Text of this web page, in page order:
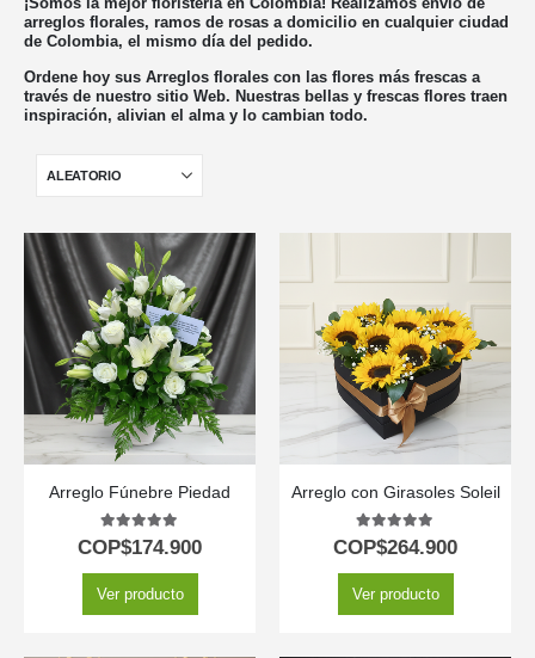
arreglos florales, ramos de rosas a domicilio en cualquier ciudad
de Colombia, el mismo día del pedido.
Ordene hoy sus Arreglos florales con las flores más frescas a
través de nuestro sitio Web. Nuestras bellas y frescas flores traen
inspiración, alivian el alma y lo cambian todo.
Arreglo Fúnebre Piedad
5.00out of 5
COP$174.900
Ver producto
Arreglo con Girasoles Soleil
5.00out of 5
COP$264.900
Ver producto